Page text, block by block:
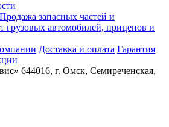
Продажа запасных частей и
грузовых автомобилей, прицепов и
Доставка и оплата Гарантия
644016, г. Омск, Семиреченская,